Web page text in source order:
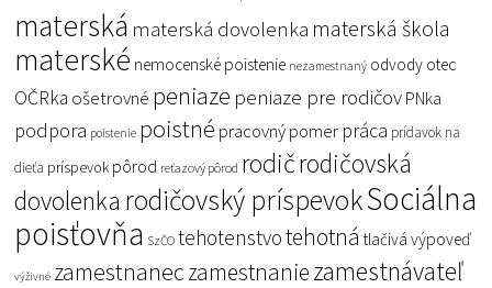
materská materská dovolenka materská škola
materské nemocenské poistenie nezamestnaný odvody otec
OČRka ošetrovné peniaze peniaze pre rodičov PNka
podpora poistenie poistné pracovný pomer práca prídavok na
dieťa príspevok pôrod reťazový pôrod rodičrodičovská
dovolenka rodičovský príspevokSociálna
poisťovňa SzČO tehotenstvotehotná tlačivá výpoveď
výživné zamestnaneczamestnaniezamestnávateľ